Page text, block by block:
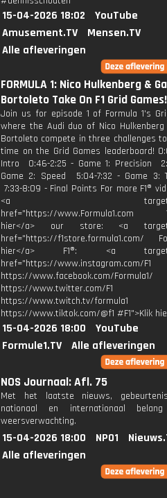
15-04-2026 18:02
YouTube
Amusement.TV
Mensen.TV
Alle afleveringen
FORMULA 1: Nico Hulkenberg &
Bortoleto Take On F1 Grid Games!
Join us for episode 1 of Formula 1's
where the Audi duo of Nico Hulkenberg
Bortoleto compete in three challenges
time on the Grid Games leaderboard!
Intro 0:46-2:25 - Game 1: Precision
Game 2: Speed 5:04-7:32 - Game 3:
7:33-8:09 - Final Points For more F1®
<a
href="https://www.Formula1.com
hier</a> our store: <a
href="https://f1store.formula1.com/
hier</a> F1®: <a
href="https://www.instagram.com/F1
https://www.facebook.com/Formula1/
https://www.twitter.com/F1
https://www.twitch.tv/formula1
https://www.tiktok.com/@f1 #F1">Klik
15-04-2026 18:00
YouTube
Formule1.TV
Alle afleveringen
NOS Journaal: Afl. 75
Met het laatste nieuws,
nationaal en internationaal
weersverwachting.
15-04-2026 18:00 NPO1
Alle afleveringen